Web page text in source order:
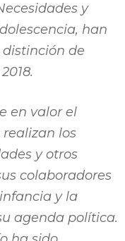
y
han
de
en valor el
los
y otros
colaboradores
y la
agenda política.